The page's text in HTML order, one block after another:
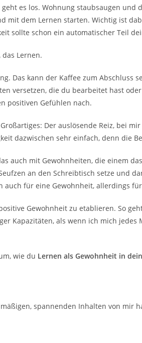
es los. Wohnung staubsaugen und
mit dem Lernen starten. Wichtig ist
sollte schon ein automatischer Teil
Lernen.
Das kann der Kaffee zum Abschluss
versetzen, die du bearbeitet hast
positiven Gefühlen nach.
Der auslösende Reiz, bei
dazwischen sehr einfach, denn die
auch mit Gewohnheiten, die einem
an den Schreibtisch setze und
auch für eine Gewohnheit, allerdings
Gewohnheit zu etablieren. So
Kapazitäten, als wenn ich mich jedes
wie du Lernen als Gewohnheit in
spannenden Inhalten von mir